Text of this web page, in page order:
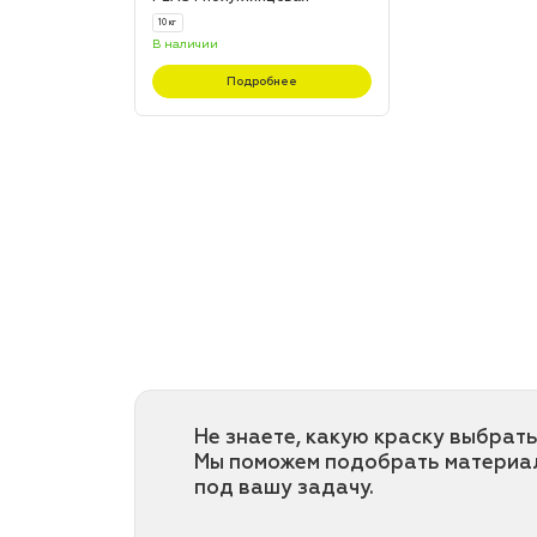
10 кг
В наличии
Подробнее
Не знаете, какую краску
Мы поможем подобрать
под вашу задачу.